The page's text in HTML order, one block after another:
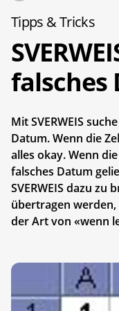
Tipps & Tricks
falsches
Mit SVERWEIS
Datum. Wenn die
alles okay. Wenn
falsches Datum
SVERWEIS dazu zu
übertragen
der Art von «wenn